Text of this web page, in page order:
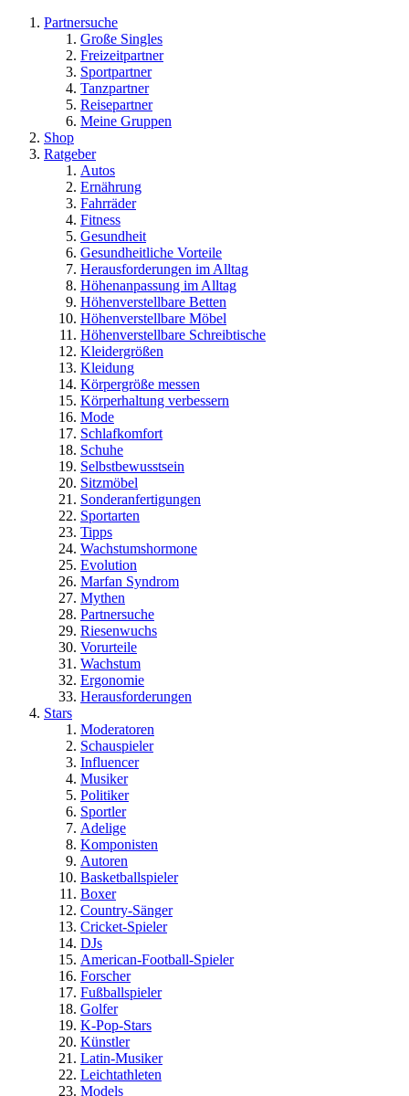
Partnersuche
Große Singles
Freizeitpartner
Sportpartner
Tanzpartner
Reisepartner
Meine Gruppen
Shop
Ratgeber
Autos
Ernährung
Fahrräder
Fitness
Gesundheit
Gesundheitliche Vorteile
Herausforderungen im Alltag
Höhenanpassung im Alltag
Höhenverstellbare Betten
Höhenverstellbare Möbel
Höhenverstellbare Schreibtische
Kleidergrößen
Kleidung
Körpergröße messen
Körperhaltung verbessern
Mode
Schlafkomfort
Schuhe
Selbstbewusstsein
Sitzmöbel
Sonderanfertigungen
Sportarten
Tipps
Wachstumshormone
Evolution
Marfan Syndrom
Mythen
Partnersuche
Riesenwuchs
Vorurteile
Wachstum
Ergonomie
Herausforderungen
Stars
Moderatoren
Schauspieler
Influencer
Musiker
Politiker
Sportler
Adelige
Komponisten
Autoren
Basketballspieler
Boxer
Country-Sänger
Cricket-Spieler
DJs
American-Football-Spieler
Forscher
Fußballspieler
Golfer
K-Pop-Stars
Künstler
Latin-Musiker
Leichtathleten
Models